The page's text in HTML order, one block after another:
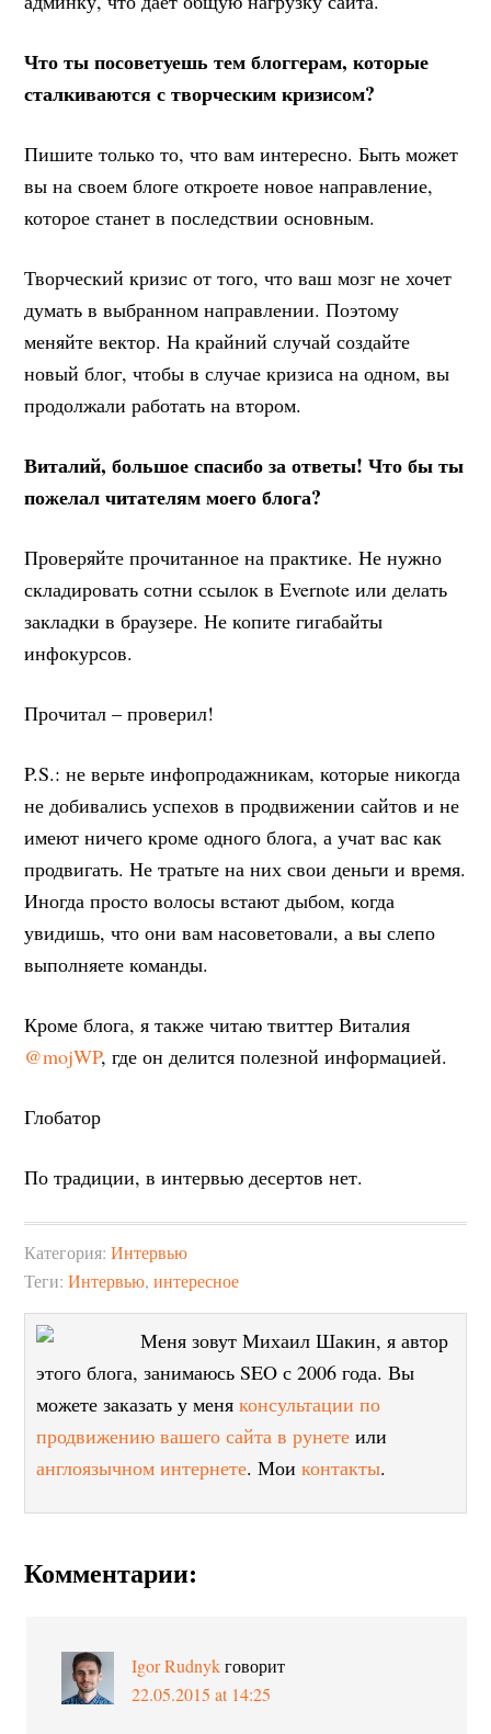
Что ты посоветуешь тем блоггерам, которые
сталкиваются с творческим кризисом?
Пишите только то, что вам интересно. Быть может
вы на своем блоге откроете новое направление,
которое станет в последствии основным.
Творческий кризис от того, что ваш мозг не хочет
думать в выбранном направлении. Поэтому
меняйте вектор. На крайний случай создайте
новый блог, чтобы в случае кризиса на одном, вы
продолжали работать на втором.
Виталий, большое спасибо за ответы! Что бы ты
пожелал читателям моего блога?
Проверяйте прочитанное на практике. Не нужно
складировать сотни ссылок в Evernote или делать
закладки в браузере. Не копите гигабайты
инфокурсов.
Прочитал – проверил!
P.S.: не верьте инфопродажникам, которые никогда
не добивались успехов в продвижении сайтов и не
имеют ничего кроме одного блога, а учат вас как
продвигать. Не тратьте на них свои деньги и время.
Иногда просто волосы встают дыбом, когда
увидишь, что они вам насоветовали, а вы слепо
выполняете команды.
Кроме блога, я также читаю твиттер Виталия
@mojWP, где он делится полезной информацией.
Глобатор
По традиции, в интервью десертов нет.
Категория:Интервью
Теги:Интервью,интересное
Меня зовут Михаил Шакин, я автор
этого блога, занимаюсь SEO с 2006 года. Вы
можете заказать у меняконсультации по
продвижению вашего сайта в рунете или
англоязычном интернете. Моиконтакты.
Комментарии:
Igor Rudnyk говорит
22.05.2015 at 14:25